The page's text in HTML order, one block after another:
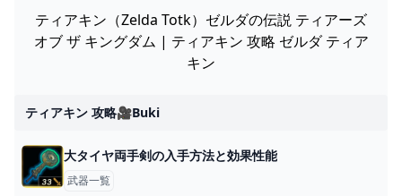
ティアキン（Zelda Totk）ゼルダの伝説 ティアーズ
オブ ザ キングダム | ティアキン 攻略 ゼルダ ティア
キン
ティアキン 攻略🎥buki
大タイヤ両手剣の入手方法と効果性能
武器一覧